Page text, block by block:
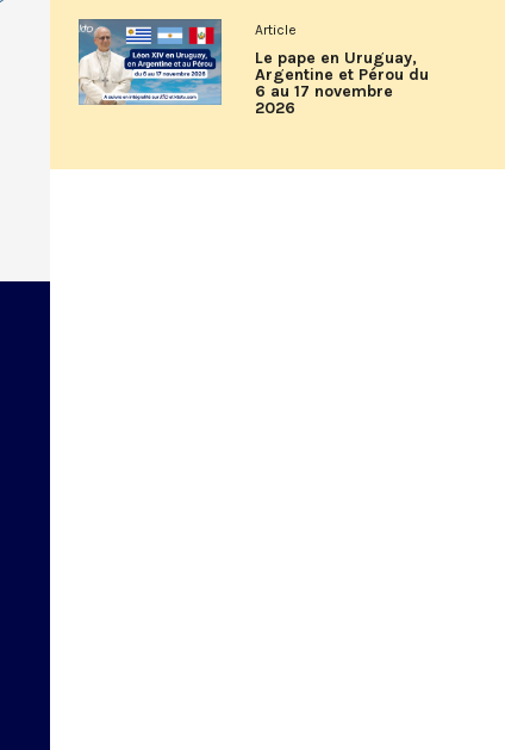
Article
Le pape en Uruguay,
Argentine et Pérou du
6 au 17 novembre
2026